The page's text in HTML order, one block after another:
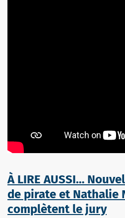
À LIRE AUSSI…
de pirate et Nathalie
complètent le jury